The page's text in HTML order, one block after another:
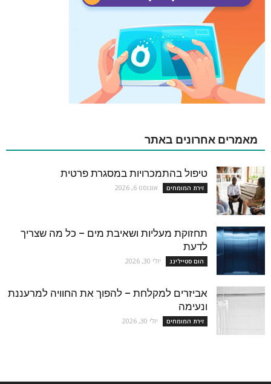
מאמרים אחרונים באתר
טיפול בהתמכרויות במסגרת פרטית
זירת המומחים אוגוסט 6, 2026
תחזוקת מעליות ושאיבת מים – כל מה שצריך
לדעת
הום סטיילינג יולי 30, 2026
אביזרים למקלחת – להפוך את החוויה למרעננת
ונעימה
זירת המומחים יולי 30, 2026